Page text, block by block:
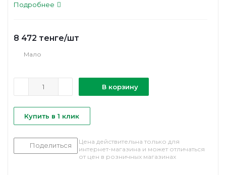
Подробнее
8 472 тенге/шт
Мало
В корзину
Купить в 1 клик
Поделиться
Цена действительна только для
интернет-магазина и может отличаться
от цен в розничных магазинах